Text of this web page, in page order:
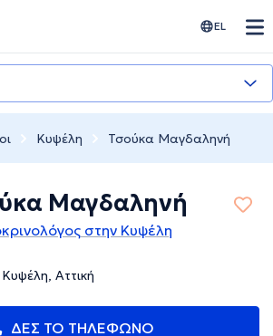
EL
Κυψέλη Τσούκα Μαγδαληνή
Μαγδαληνή
στην Κυψέλη
Αττική
ΔΕΣ ΤΟ ΤΗΛΕΦΩΝΟ